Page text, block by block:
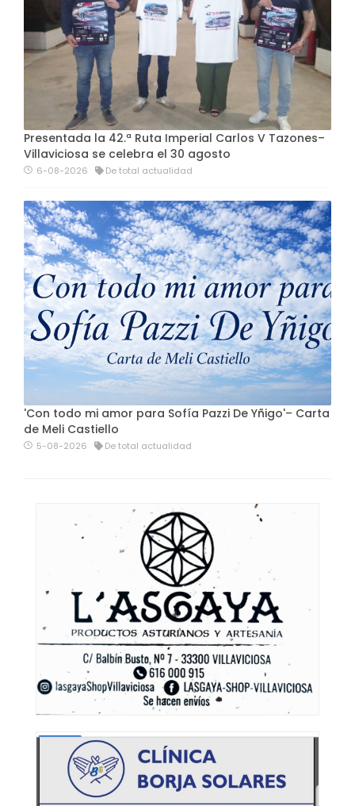
Presentada la 42.ª Ruta Imperial Carlos V Tazones–
Villaviciosa se celebra el 30 agosto
6-08-2026 De total actualidad
'Con todo mi amor para Sofía Pazzi De Yñigo'– Carta
de Meli Castiello
5-08-2026 De total actualidad